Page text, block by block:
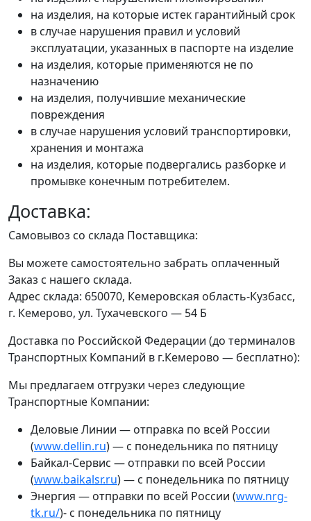
на изделия, на которые истек гарантийный срок
в случае нарушения правил и условий
эксплуатации, указанных в паспорте на изделие
на изделия, которые применяются не по
назначению
на изделия, получившие механические
повреждения
в случае нарушения условий транспортировки,
хранения и монтажа
на изделия, которые подвергались разборке и
промывке конечным потребителем.
Доставка:
Самовывоз со склада Поставщика:
Вы можете самостоятельно забрать оплаченный
Заказ с нашего склада.
Адрес склада: 650070, Кемеровская область-Кузбасс,
г. Кемерово, ул. Тухачевского — 54 Б
Доставка по Российской Федерации (до терминалов
Транспортных Компаний в г.Кемерово — бесплатно):
Мы предлагаем отгрузки через следующие
Транспортные Компании:
Деловые Линии — отправка по всей России
(www.dellin.ru) — с понедельника по пятницу
Байкал-Сервис — отправки по всей России
(www.baikalsr.ru) — с понедельника по пятницу
Энергия — отправки по всей России (www.nrg-
tk.ru/)- с понедельника по пятницу